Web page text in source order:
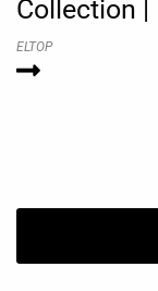
Collection
ELTOP